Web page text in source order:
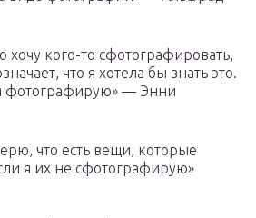
хочу кого-то сфотографировать,
что я хотела бы знать это.
фотографирую» — Энни
что есть вещи, которые
я их не сфотографирую»